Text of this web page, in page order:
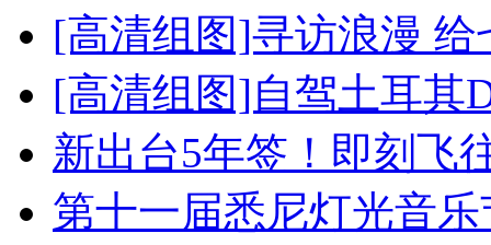
[高清组图]寻访浪漫
[高清组图]自驾土耳其
新出台5年签！即刻飞
第十一届悉尼灯光音